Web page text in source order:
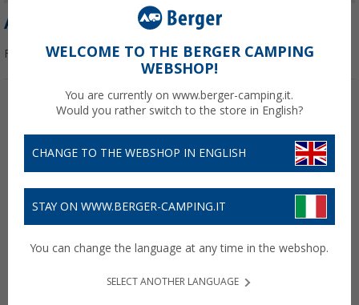
ALPINE
Filtrare per:
Cavo di prolunga per
telecamera Alpine KWX-
retrovisore digitale
Supporto Alpine per
specchietto retrovisore
Fiat Ducato 3, Fiat Ducato
WELCOME TO THE BERGER CAMPING
WEBSHOP!
You are currently on www.berger-camping.it.
Would you rather switch to the store in English?
CHANGE TO THE WEBSHOP IN ENGLISH
STAY ON WWW.BERGER-CAMPING.IT
You can change the language at any time in the webshop.
SELECT ANOTHER LANGUAGE